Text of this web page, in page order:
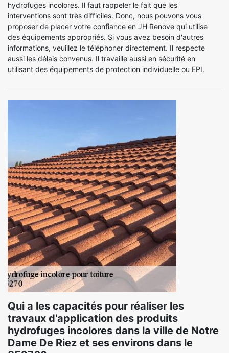
hydrofuges incolores. Il faut rappeler le fait que les
interventions sont très difficiles. Donc, nous pouvons vous
proposer de placer votre confiance en JH Renove qui utilise
des équipements appropriés. Si vous avez besoin d'autres
informations, veuillez le téléphoner directement. Il respecte
aussi les délais convenus. Il travaille aussi en sécurité en
utilisant des équipements de protection individuelle ou EPI.
Qui a les capacités pour réaliser les
travaux d'application des produits
hydrofuges incolores dans la ville de Notre
Dame De Riez et ses environs dans le